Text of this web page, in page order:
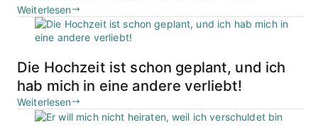
Weiterlesen
Die Hochzeit ist schon geplant, und ich
hab mich in eine andere verliebt!
Weiterlesen